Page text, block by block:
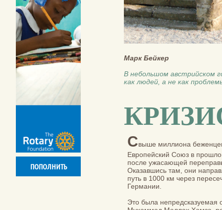
Свыше миллиона
Европейский Союз в
после ужасающей
Оказавшись там, они
путь в 1000 км через
Германии.
Это была непредсказуемая
Марк Бейкер
В небольшом австрийском
как людей, а не как
ПОПОЛНИТЬ